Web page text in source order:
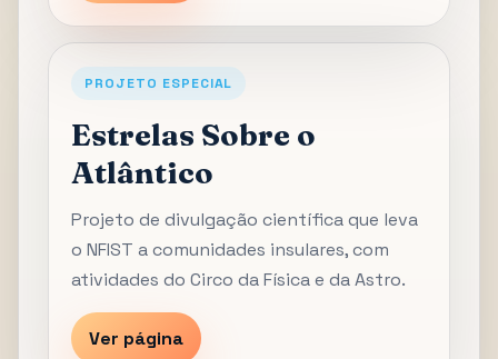
PROJETO ESPECIAL
Estrelas Sobre o
Atlântico
Projeto de divulgação científica que leva
o NFIST a comunidades insulares, com
atividades do Circo da Física e da Astro.
Ver página